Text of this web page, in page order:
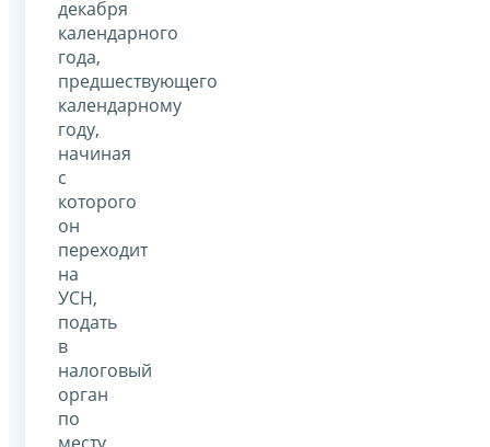
декабря
календарного
года,
предшествующего
календарному
году,
начиная
с
которого
он
переходит
на
УСН,
подать
в
налоговый
орган
по